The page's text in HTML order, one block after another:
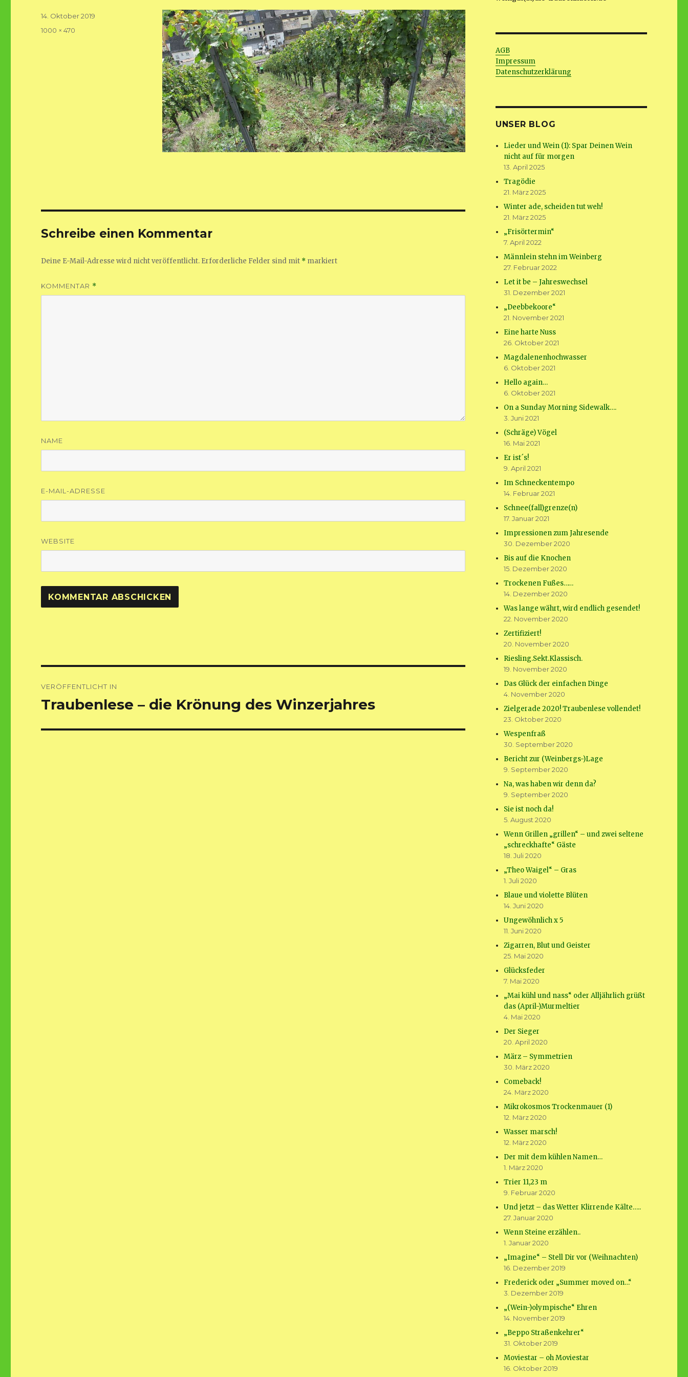
Veröffentlicht
14. Oktober 2019
Volle
1000 × 470
Schreibe einen Kommentar
Deine E-Mail-Adresse wird nicht veröffentlicht. Erforderliche Felder sind mit * markiert
KOMMENTAR *
NAME
E-MAIL-ADRESSE
WEBSITE
VERÖFFENTLICHT IN
Traubenlese – die Krönung des Winzerjahres
AGB
Impressum
Datenschutzerklärung
UNSER BLOG
Lieder und Wein (1): Spar Deinen Wein
nicht auf für morgen
13. April 2025
Tragödie
21. März 2025
Winter ade, scheiden tut weh!
21. März 2025
„Frisörtermin“
7. April 2022
Männlein stehn im Weinberg
27. Februar 2022
Let it be – Jahreswechsel
31. Dezember 2021
„Deebbekoore“
21. November 2021
Eine harte Nuss
26. Oktober 2021
Magdalenenhochwasser
6. Oktober 2021
Hello again…
6. Oktober 2021
On a Sunday Morning Sidewalk….
3. Juni 2021
(Schräge) Vögel
16. Mai 2021
Er ist´s!
9. April 2021
Im Schneckentempo
14. Februar 2021
Schnee(fall)grenze(n)
17. Januar 2021
Impressionen zum Jahresende
30. Dezember 2020
Bis auf die Knochen
15. Dezember 2020
Trockenen Fußes……
14. Dezember 2020
Was lange währt, wird endlich gesendet!
22. November 2020
Zertifiziert!
20. November 2020
Riesling.Sekt.Klassisch.
19. November 2020
Das Glück der einfachen Dinge
4. November 2020
Zielgerade 2020! Traubenlese vollendet!
23. Oktober 2020
Wespenfraß
30. September 2020
Bericht zur (Weinbergs-)Lage
9. September 2020
Na, was haben wir denn da?
9. September 2020
Sie ist noch da!
5. August 2020
Wenn Grillen „grillen“ – und zwei seltene
„schreckhafte“ Gäste
18. Juli 2020
„Theo Waigel“ – Gras
1. Juli 2020
Blaue und violette Blüten
14. Juni 2020
Ungewöhnlich x 5
11. Juni 2020
Zigarren, Blut und Geister
25. Mai 2020
Glücksfeder
7. Mai 2020
„Mai kühl und nass“ oder Alljährlich grüßt
das (April-)Murmeltier
4. Mai 2020
Der Sieger
20. April 2020
März – Symmetrien
30. März 2020
Comeback!
24. März 2020
Mikrokosmos Trockenmauer (1)
12. März 2020
Wasser marsch!
12. März 2020
Der mit dem kühlen Namen…
1. März 2020
Trier 11,23 m
9. Februar 2020
Und jetzt – das Wetter Klirrende Kälte…..
27. Januar 2020
Wenn Steine erzählen..
1. Januar 2020
„Imagine“ – Stell Dir vor (Weihnachten)
16. Dezember 2019
Frederick oder „Summer moved on…“
3. Dezember 2019
„(Wein-)olympische“ Ehren
14. November 2019
„Beppo Straßenkehrer“
31. Oktober 2019
Moviestar – oh Moviestar
16. Oktober 2019